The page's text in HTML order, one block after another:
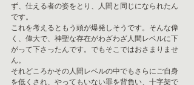
ず、仕える者の姿をとり、人間と同じになられたん
です。
これを考えるともう頭が爆発しそうです。そんな偉
く、偉大で、神聖な存在がわざわざ人間レベルに下
がって下さったんです。でもそこではおさまりませ
ん。
それどころかその人間レベルの中でもさらにご自身
を低くされ、やってもいない罪を背負い、十字架で